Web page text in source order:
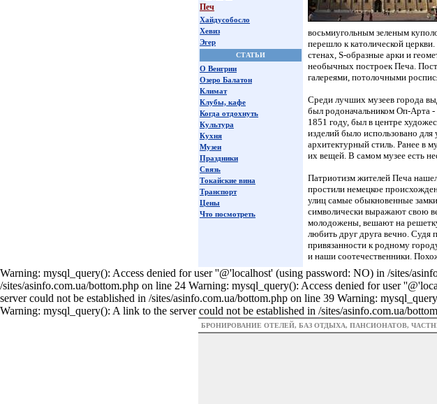
Печ
Хайдусобосло
Хевиз
Эгер
СТАТЬИ
О Венгрии
Озеро Балатон
Климат
Клубы, кафе
Когда отдохнуть
Культура
Кухня
Музеи
Праздники
Связь
Токайские вина
Транспорт
Цены
Что посмотреть
восьмиугольным зеленым
перешло к католической
стенах, S-образные арки и
необычных построек Печа.
галереями, потолочными
Среди лучших музеев города
был родоначальником Оп-Арта -
1851 году, был в центре
изделий было использовано
архитектурный стиль. Ранее в
их вещей. В самом музее есть
Патриотизм жителей Печа
простили немецкое
улиц самые обыкновенные
символически выражают свою
молодожены, вешают на
любить друг друга вечно. Судя
привязанности к родному
и наши соотечественники.
Warning: mysql_query(): Access denied for user ''@'localhost' (using password: NO) in /sites/
/sites/asinfo.com.ua/bottom.php on line 24 Warning: mysql_query(): Access denied for user
server could not be established in /sites/asinfo.com.ua/bottom.php on line 39 Warning:
Warning: mysql_query(): A link to the server could not be established in /sites/asinfo.com.ua/
БРОНИРОВАНИЕ ОТЕЛЕЙ, БАЗ ОТДЫХА, ПАНСИОНАТОВ,